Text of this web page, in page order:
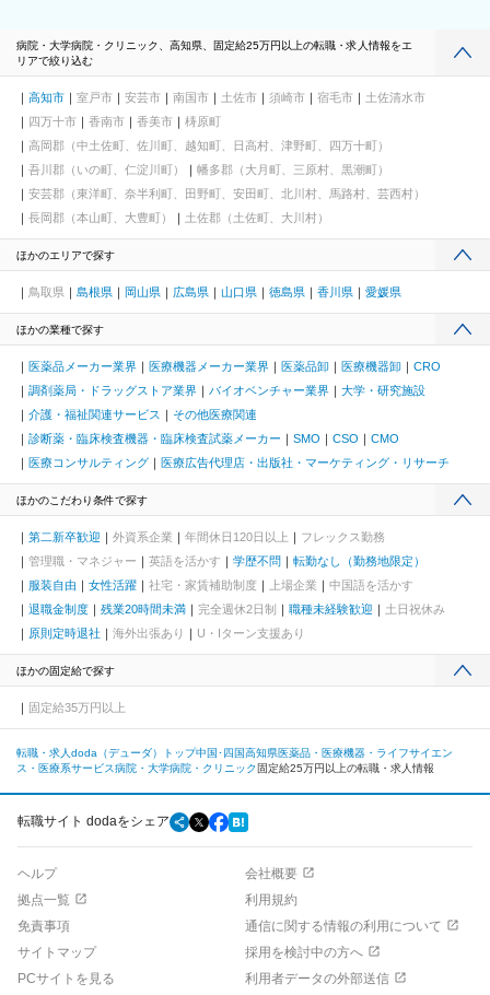
病院・大学病院・クリニック、高知県、固定給25万円以上の転職・求人情報をエ
リアで絞り込む
高知市 室戸市 安芸市 南国市 土佐市 須崎市 宿毛市
土佐清水市
四万十市
香南市 香美市
梼原町
高岡郡（中土佐町、佐川町、越知町、日高村、津野町、四万十町）
吾川郡（いの町、仁淀川町）
幡多郡（大月町、三原村、黒潮町）
安芸郡（東洋町、奈半利町、田野町、安田町、北川村、馬路村、芸西村）
長岡郡（本山町、大豊町）
土佐郡（土佐町、大川村）
ほかのエリアで探す
鳥取県 島根県 岡山県 広島県 山口県 徳島県 香川県 愛媛県
ほかの業種で探す
医薬品メーカー業界 医療機器メーカー業界 医薬品卸 医療機器卸
CRO
調剤薬局・ドラッグストア業界
バイオベンチャー業界
大学・研究施設
介護・福祉関連サービス
その他医療関連
診断薬・臨床検査機器・臨床検査試薬メーカー
SMO CSO
CMO
医療コンサルティング
医療広告代理店・出版社・マーケティング・リサーチ
ほかのこだわり条件で探す
第二新卒歓迎 外資系企業 年間休日120日以上
フレックス勤務
管理職・マネジャー
英語を活かす 学歴不問
転勤なし（勤務地限定）
服装自由
女性活躍 社宅・家賃補助制度 上場企業
中国語を活かす
退職金制度
残業20時間未満 完全週休2日制 職種未経験歓迎
土日祝休み
原則定時退社
海外出張あり U・Iターン支援あり
ほかの固定給で探す
固定給35万円以上
転職・求人doda（デューダ）トップ中国･四国高知県医薬品・医療機器・ライフサイエン
ス・医療系サービス病院・大学病院・クリニック固定給25万円以上の転職・求人情報
転職サイト dodaをシェア
ヘルプ
会社概要
拠点一覧
利用規約
免責事項
通信に関する情報の利用について
サイトマップ
採用を検討中の方へ
PCサイトを見る
利用者データの外部送信